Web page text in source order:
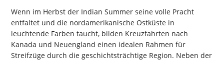
Wenn im Herbst der Indian Summer seine volle Pracht
entfaltet und die nordamerikanische Ostküste in
leuchtende Farben taucht, bilden Kreuzfahrten nach
Kanada und Neuengland einen idealen Rahmen für
Streifzüge durch die geschichtsträchtige Region. Neben der